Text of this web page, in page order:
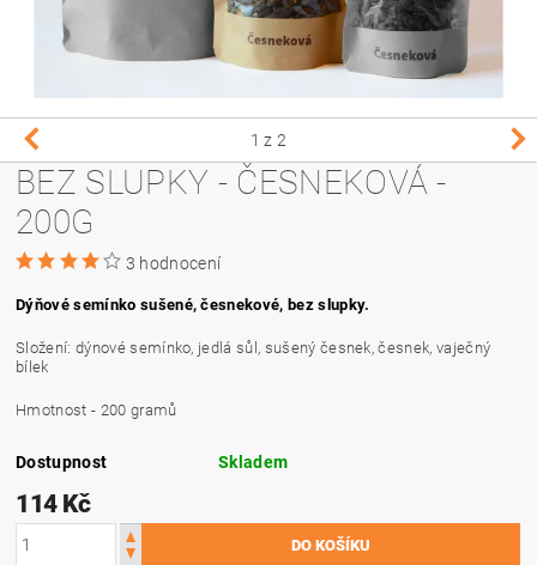
1 z 2
BEZ SLUPKY - ČESNEKOVÁ -
200G
3 hodnocení
Dýňové semínko sušené, česnekové, bez slupky.
Složení: dýnové semínko, jedlá sůl, sušený česnek, česnek, vaječný
bílek
Hmotnost - 200 gramů
Dostupnost Skladem
114 Kč